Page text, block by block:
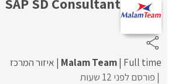
Malam Team Full time
איזור המרכז
פורסם לפני 12 שעות